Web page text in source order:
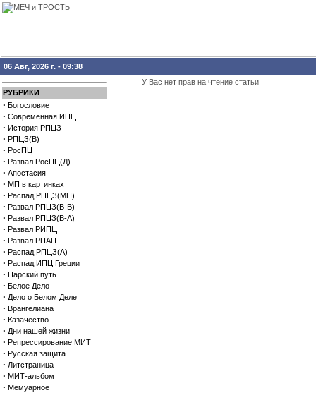
06 Авг, 2026 г. - 09:38
РУБРИКИ
· Богословие
· Современная ИПЦ
· История РПЦЗ
· РПЦЗ(В)
· РосПЦ
· Развал РосПЦ(Д)
· Апостасия
· МП в картинках
· Распад РПЦЗ(МП)
· Развал РПЦЗ(В-В)
· Развал РПЦЗ(В-А)
· Развал РИПЦ
· Развал РПАЦ
· Распад РПЦЗ(А)
· Распад ИПЦ Греции
· Царский путь
· Белое Дело
· Дело о Белом Деле
· Врангелиана
· Казачество
· Дни нашей жизни
· Репрессирование МИТ
· Русская защита
· Литстраница
· МИТ-альбом
· Мемуарное
У Вас нет прав на чтение статьи